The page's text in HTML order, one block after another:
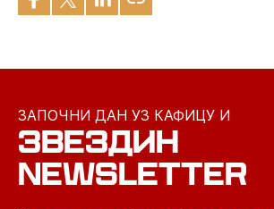
ЗАПОЧНИ ДАН УЗ КАФИЦУ И
ЗВЕЗДИН
NEWSLETTER